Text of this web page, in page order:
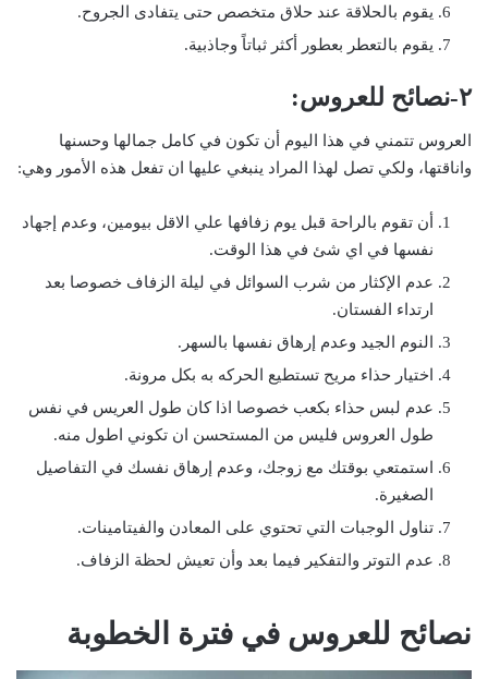
يقوم بالحلاقة عند حلاق متخصص حتى يتفادى الجروح.
يقوم بالتعطر بعطور أكثر ثباتاً وجاذبية.
٢-نصائح للعروس:
العروس تتمني في هذا اليوم أن تكون في كامل جمالها وحسنها
واناقتها، ولكي تصل لهذا المراد ينبغي عليها ان تفعل هذه الأمور وهي:
أن تقوم بالراحة قبل يوم زفافها علي الاقل بيومين، وعدم إجهاد
نفسها في اي شئ في هذا الوقت.
عدم الإكثار من شرب السوائل في ليلة الزفاف خصوصا بعد
ارتداء الفستان.
النوم الجيد وعدم إرهاق نفسها بالسهر.
اختيار حذاء مريح تستطيع الحركه به بكل مرونة.
عدم لبس حذاء بكعب خصوصا اذا كان طول العريس في نفس
طول العروس فليس من المستحسن ان تكوني اطول منه.
استمتعي بوقتك مع زوجك، وعدم إرهاق نفسك في التفاصيل
الصغيرة.
تناول الوجبات التي تحتوي على المعادن والفيتامينات.
عدم التوتر والتفكير فيما بعد وأن تعيش لحظة الزفاف.
نصائح للعروس في فترة الخطوبة